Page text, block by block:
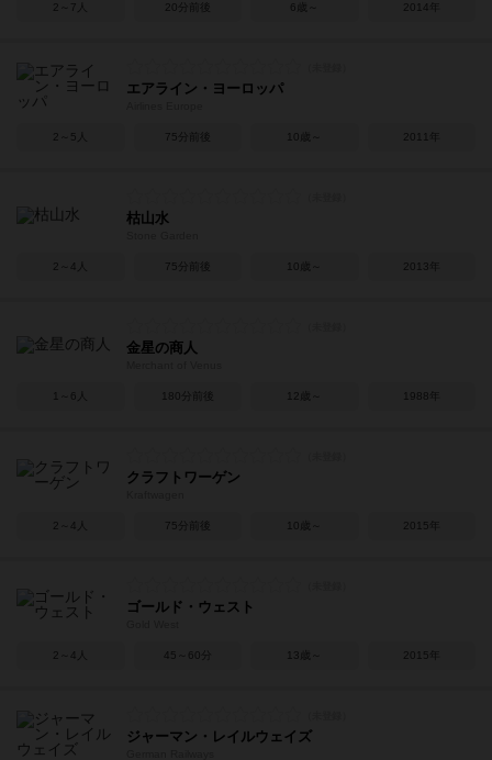
2～7人 20分前後 6歳～ 2014年
エアライン・ヨーロッパ
2～5人 75分前後 10歳～ 2011年
枯山水
2～4人 75分前後 10歳～ 2013年
金星の商人
1～6人 180分前後 12歳～ 1988年
クラフトワーゲン
2～4人 75分前後 10歳～ 2015年
ゴールド・ウェスト
2～4人 45～60分 13歳～ 2015年
ジャーマン・レイルウェイズ